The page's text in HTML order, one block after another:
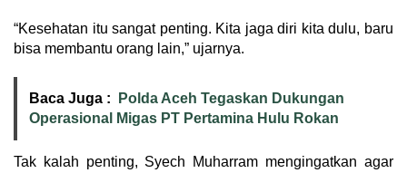
“Kesehatan itu sangat penting. Kita jaga diri kita dulu, baru
bisa membantu orang lain,” ujarnya.
Baca Juga :
Polda Aceh Tegaskan Dukungan
Operasional Migas PT Pertamina Hulu Rokan
Tak kalah penting, Syech Muharram mengingatkan agar